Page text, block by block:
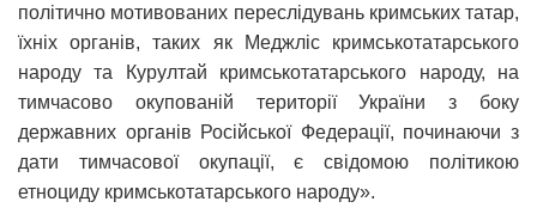
політично мотивованих переслідувань кримських татар,
їхніх органів, таких як Меджліс кримськотатарського
народу та Курултай кримськотатарського народу, на
тимчасово окупованій території України з боку
державних органів Російської Федерації, починаючи з
дати тимчасової окупації, є свідомою політикою
етноциду кримськотатарського народу».